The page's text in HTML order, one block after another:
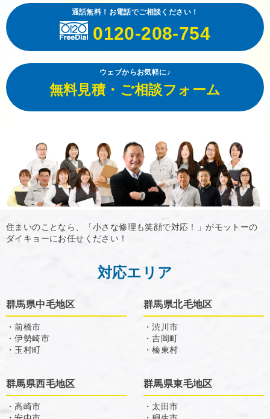
通話無料！お電話でご相談ください！
0120-208-754
ウェブからお気軽に♪
無料見積・ご相談フォーム
住まいのことなら、「小さな修理も笑顔で対応！」がモットーの
ダイキョーにお任せください！
対応エリア
群馬県中毛地区
・前橋市
・伊勢崎市
・玉村町
群馬県北毛地区
・渋川市
・吉岡町
・榛東村
群馬県西毛地区
・高崎市
群馬県東毛地区
・太田市